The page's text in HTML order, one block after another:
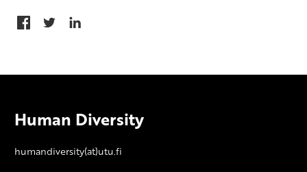
Human Diversity
humandiversity(at)utu.fi